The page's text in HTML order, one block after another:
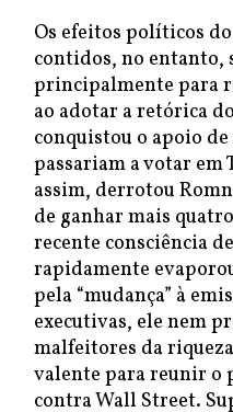
Os efeitos políticos
contidos, no entanto,
principalmente para
ao adotar a retórica
conquistou o apoio
passariam a votar em
assim, derrotou
de ganhar mais
recente consciência
rapidamente
pela “mudança” à
executivas, ele nem
malfeitores da
valente para reunir o
contra Wall Street.